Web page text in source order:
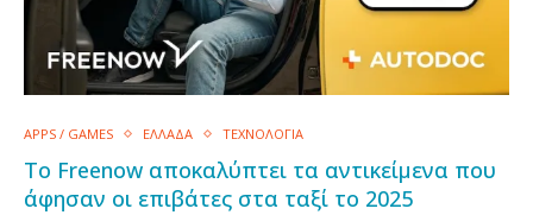
APPS / GAMES ΕΛΛΑΔΑ ΤΕΧΝΟΛΟΓΙΑ
Το Freenow αποκαλύπτει τα αντικείμενα που
άφησαν οι επιβάτες στα ταξί το 2025